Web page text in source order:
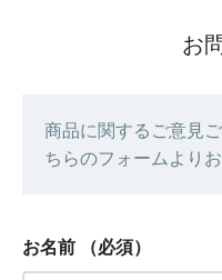
お
商品に関するご意見
ちらのフォームより
お名前 （必須）